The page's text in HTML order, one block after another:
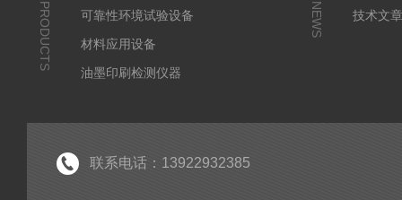
PRODUCTS
可靠性环境试验设备
材料应用设备
油墨印刷检测仪器
NEWS
技术文
联系电话：13922932385